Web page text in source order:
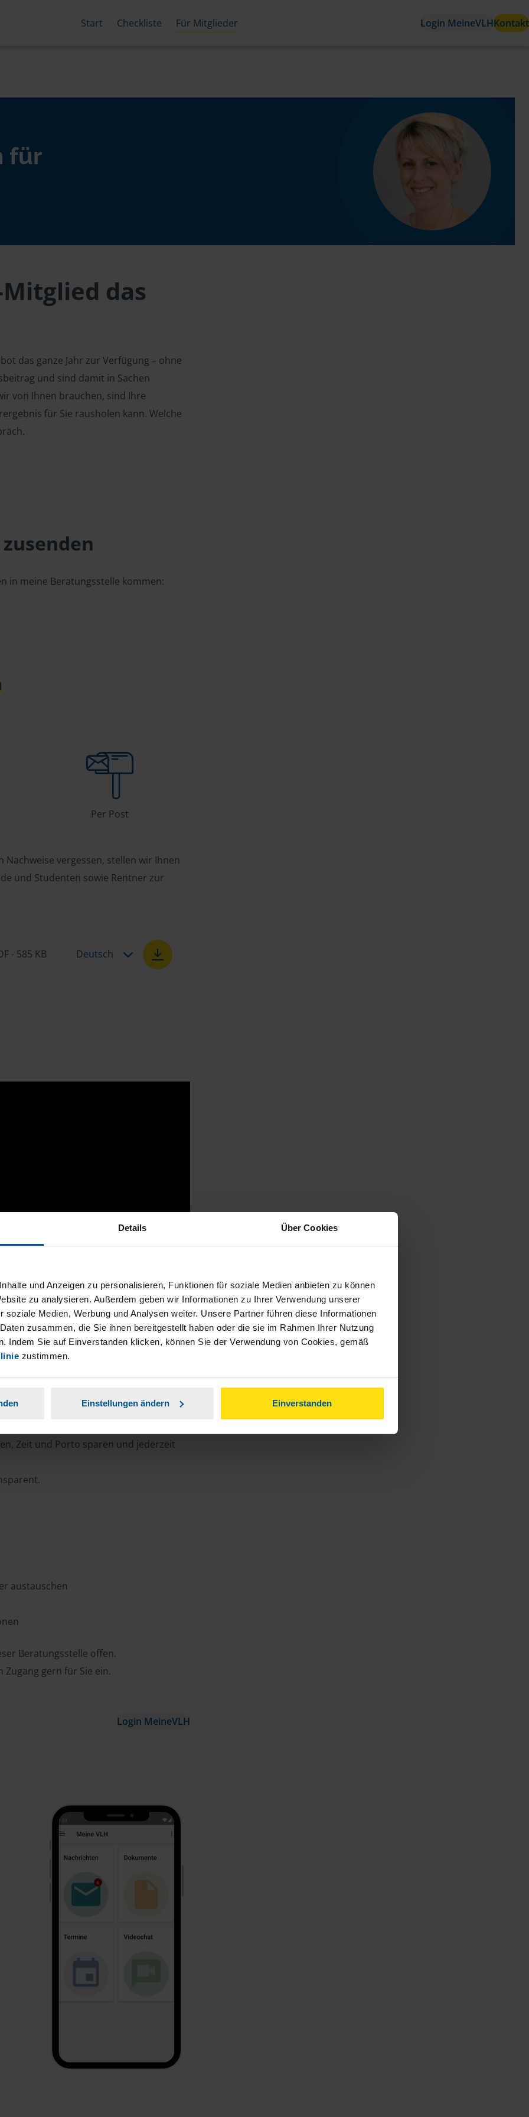
Details Über Cookies
und Anzeigen zu personalisieren, Funktionen für soziale Medien anbieten zu können
zu analysieren. Außerdem geben wir Informationen zu Ihrer Verwendung unserer
soziale Medien, Werbung und Analysen weiter. Unsere Partner führen diese Informationen
zusammen, die Sie ihnen bereitgestellt haben oder die sie im Rahmen Ihrer Nutzung
Indem Sie auf Einverstanden klicken, können Sie der Verwendung von Cookies, gemäß
zustimmen.
Einstellungen ändern Einverstanden
Start Checkliste Für Mitglieder Login MeineVLHKontakt
für
das
das ganze Jahr zur Verfügung – ohne
und sind damit in Sachen
von Ihnen brauchen, sind Ihre
für Sie rausholen kann. Welche
in meine Beratungsstelle kommen:
Per Post
vergessen, stellen wir Ihnen
und Studenten sowie Rentner zur
- 585 KB Deutsch
Zeit und Porto sparen und jederzeit
austauschen
Beratungsstelle offen.
gern für Sie ein.
Login MeineVLH